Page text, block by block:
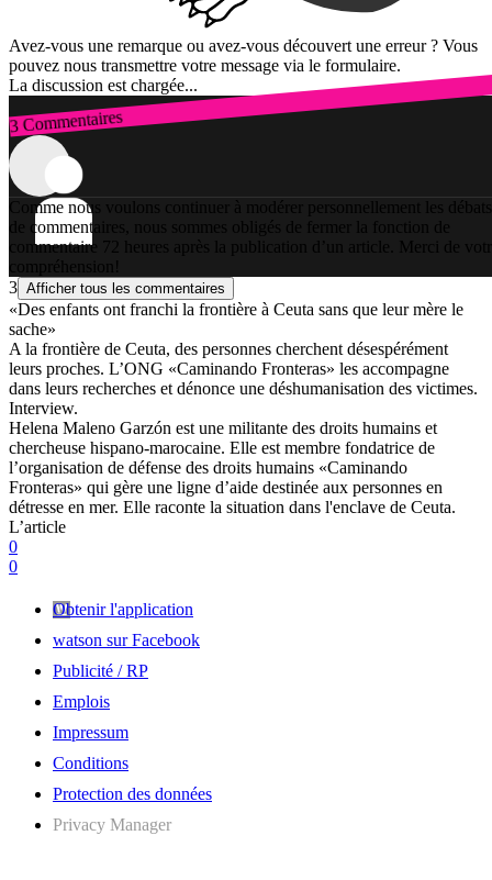
Avez-vous une remarque ou avez-vous découvert une erreur ? Vous
pouvez nous transmettre votre message via le formulaire.
La discussion est chargée...
3 Commentaires
Connexion
Comme nous voulons continuer à modérer personnellement les débats
de commentaires, nous sommes obligés de fermer la fonction de
commentaire 72 heures après la publication d’un article. Merci de
compréhension!
3 Afficher tous les commentaires
«Des enfants ont franchi la frontière à Ceuta sans que leur mère le
sache»
A la frontière de Ceuta, des personnes cherchent désespérément
leurs proches. L’ONG «Caminando Fronteras» les accompagne
dans leurs recherches et dénonce une déshumanisation des victimes.
Interview.
Helena Maleno Garzón est une militante des droits humains et
chercheuse hispano-marocaine. Elle est membre fondatrice de
l’organisation de défense des droits humains «Caminando
Fronteras» qui gère une ligne d’aide destinée aux personnes en
détresse en mer. Elle raconte la situation dans l'enclave de Ceuta.
L’article
0
0
Obtenir l'application
watson sur Facebook
Publicité / RP
Emplois
Impressum
Conditions
Protection des données
Privacy Manager